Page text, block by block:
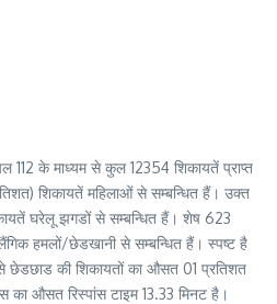
112 के माध्यम से कुल 12354 शिकायतें प्राप्त
शिकायतें महिलाओं से सम्बन्धित हैं। उक्त
घरेलू झगडों से सम्बन्धित हैं। शेष 623
हमलों/छेडखानी से सम्बन्धित हैं। स्पष्ट है
छेडछाड की शिकायतों का औसत 01 प्रतिशत
औसत रिस्पांस टाइम 13.33 मिनट है।